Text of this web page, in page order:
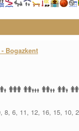
Bogazkent
8, 6, 11, 12, 16, 15, 10,